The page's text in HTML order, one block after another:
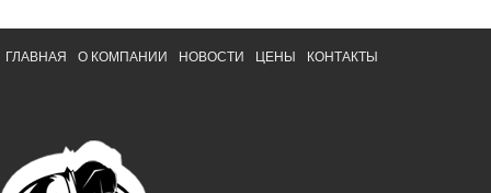
ГЛАВНАЯ О КОМПАНИИ НОВОСТИ ЦЕНЫ КОНТАКТЫ